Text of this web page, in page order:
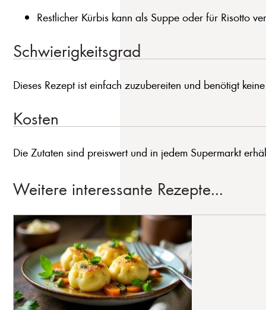
Restlicher Kürbis kann als Suppe oder für Risotto
Schwierigkeitsgrad
Dieses Rezept ist einfach zuzubereiten und benötigt
Kosten
Die Zutaten sind preiswert und in jedem Supermarkt
Weitere interessante Rezepte...